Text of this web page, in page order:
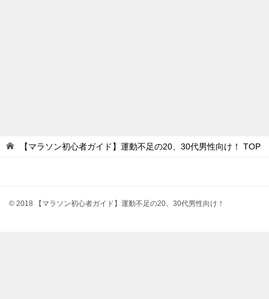
【マラソン初心者ガイド】運動不足の20、30代男性向け！ TOP
© 2018 【マラソン初心者ガイド】運動不足の20、30代男性向け！